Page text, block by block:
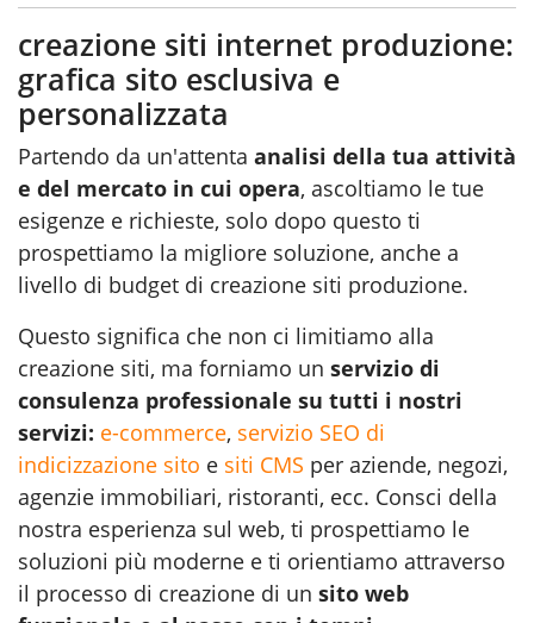
creazione siti internet produzione:
grafica sito esclusiva e
personalizzata
Partendo da un'attenta analisi della tua attività
e del mercato in cui opera, ascoltiamo le tue
esigenze e richieste, solo dopo questo ti
prospettiamo la migliore soluzione, anche a
livello di budget di creazione siti produzione.
Questo significa che non ci limitiamo alla
creazione siti, ma forniamo un servizio di
consulenza professionale su tutti i nostri
servizi: e-commerce, servizio SEO di
indicizzazione sito e siti CMS per aziende, negozi,
agenzie immobiliari, ristoranti, ecc. Consci della
nostra esperienza sul web, ti prospettiamo le
soluzioni più moderne e ti orientiamo attraverso
il processo di creazione di un sito web